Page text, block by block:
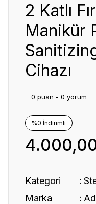
2 Katlı
Manikür
Cihazı
0 puan - 0 yorum
%0 İndirimli
Kategori
Marka